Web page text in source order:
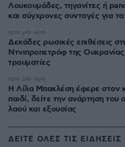
Λουκουμάδες, τηγανίτες ή
και σύγχρονες συνταγές για
Δεκάδες ρωσικές επιθέσεις
Ντνιπροπετρόφ της
τραυματίες
πριν μία ώρα
Η Λίλα Μπακλέση έφερε στον
παιδί, δείτε την ανάρτηση του
λαού και εξουσίας
πριν μία ώρα
ΔΕΙΤΕ ΟΛΕΣ ΤΙΣ ΕΙΔΗΣΕΙΣ